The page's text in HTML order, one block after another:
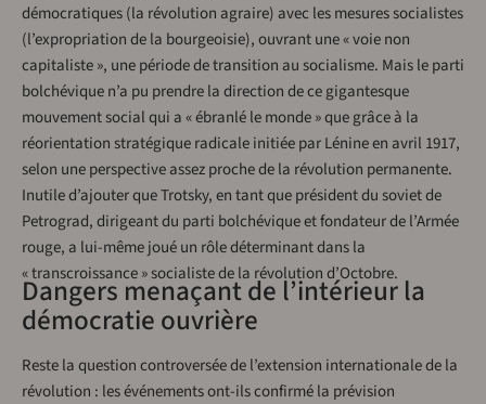
démocratiques (la révolution agraire) avec les mesures socialistes
(l’expropriation de la bourgeoisie), ouvrant une « voie non
capitaliste », une période de transition au socialisme. Mais le parti
bolchévique n’a pu prendre la direction de ce gigantesque
mouvement social qui a « ébranlé le monde » que grâce à la
réorientation stratégique radicale initiée par Lénine en avril 1917,
selon une perspective assez proche de la révolution permanente.
Inutile d’ajouter que Trotsky, en tant que président du soviet de
Petrograd, dirigeant du parti bolchévique et fondateur de l’Armée
rouge, a lui-même joué un rôle déterminant dans la
« transcroissance » socialiste de la révolution d’Octobre.
Dangers menaçant de l’intérieur la
démocratie ouvrière
Reste la question controversée de l’extension internationale de la
révolution : les événements ont-ils confirmé la prévision